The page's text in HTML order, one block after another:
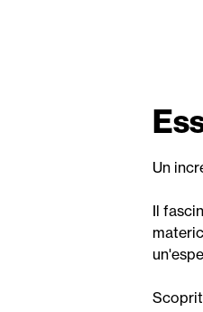
Un
Il